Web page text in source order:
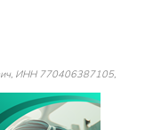
ИНН 770406387105,